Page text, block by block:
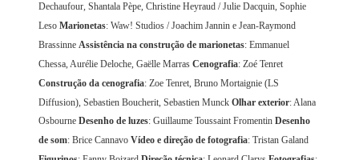
Dechaufour, Shantala Pèpe, Christine Heyraud / Julie Dacquin, Sophie
LesoMarionetas: Waw! Studios / Joachim Jannin e Jean-Raymond
BrassinneAssistência na construção de marionetas: Emmanuel
Chessa, Aurélie Deloche, Gaëlle MarrasCenografia: Zoé Tenret
Construção da cenografia: Zoe Tenret, Bruno Mortaignie (LS
Diffusion), Sebastien Boucherit, Sebastien MunckOlhar exterior: Alana
OsbourneDesenho de luzes: Guillaume Toussaint FromentinDesenho
de som: Brice CannavoVídeo e direção de fotografia: Tristan Galand